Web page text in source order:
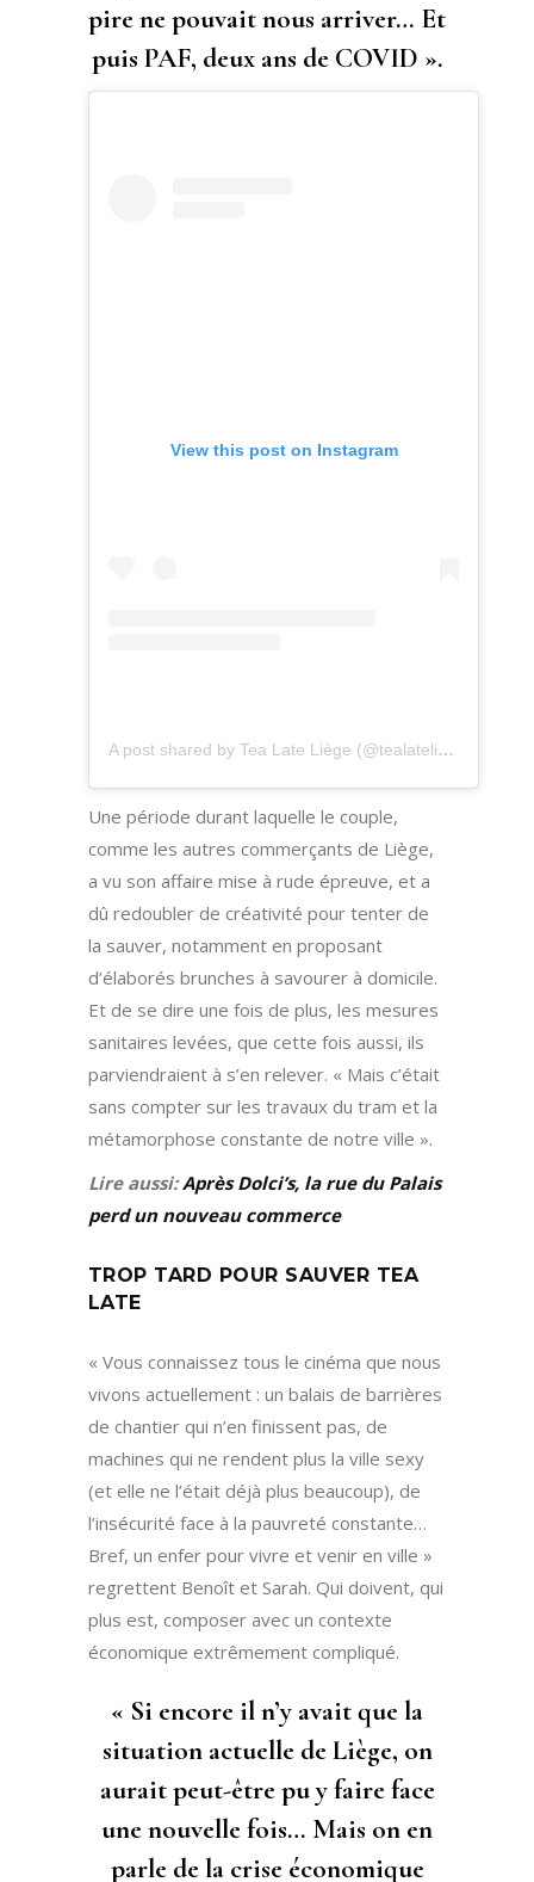
pire ne pouvait nous arriver… Et
puis PAF, deux ans de COVID ».
View this post on Instagram
A post shared by Tea Late Liège (@tealateliege)
Une période durant laquelle le couple,
comme les autres commerçants de Liège,
a vu son affaire mise à rude épreuve, et a
dû redoubler de créativité pour tenter de
la sauver, notamment en proposant
d’élaborés brunches à savourer à domicile.
Et de se dire une fois de plus, les mesures
sanitaires levées, que cette fois aussi, ils
parviendraient à s’en relever. « Mais c’était
sans compter sur les travaux du tram et la
métamorphose constante de notre ville ».
Lire aussi:Après Dolci’s, la rue du Palais
perd un nouveau commerce
TROP TARD POUR SAUVER TEA
LATE
« Vous connaissez tous le cinéma que nous
vivons actuellement : un balais de barrières
de chantier qui n’en finissent pas, de
machines qui ne rendent plus la ville sexy
(et elle ne l’était déjà plus beaucoup), de
l’insécurité face à la pauvreté constante…
Bref, un enfer pour vivre et venir en ville »
regrettent Benoît et Sarah. Qui doivent, qui
plus est, composer avec un contexte
économique extrêmement compliqué.
« Si encore il n’y avait que la
situation actuelle de Liège, on
aurait peut-être pu y faire face
une nouvelle fois… Mais on en
parle de la crise économique